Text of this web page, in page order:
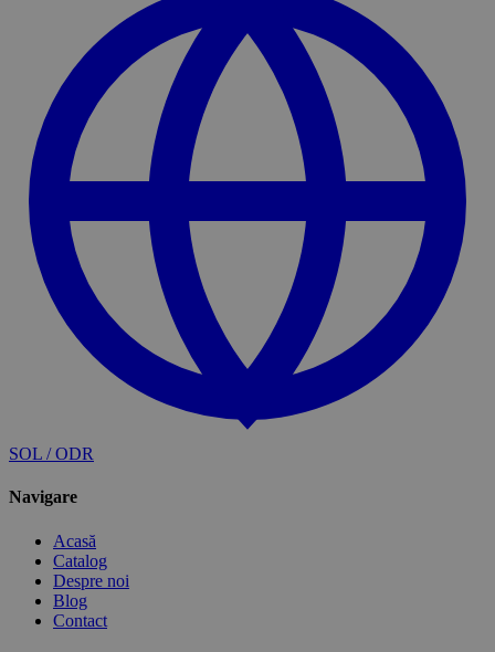
SOL / ODR
Navigare
Acasă
Catalog
Despre noi
Blog
Contact